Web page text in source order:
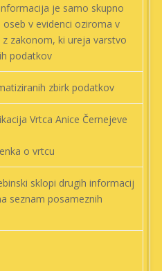
je samo skupno
oseb v evidenci oziroma v
z zakonom, ki ureja varstvo
podatkov
zbirk podatkov
Vrtca Anice Černejeve
o vrtcu
sklopi drugih informacij
seznam posameznih